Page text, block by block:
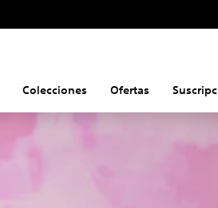
Colecciones Ofertas